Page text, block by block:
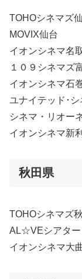
TOHOシネマズ
MOVIX仙台
イオンシネマ名
１０９シネマズ
イオンシネマ石
ユナイテッド･
シネマ・リオー
イオンシネマ新
秋田県
TOHOシネマズ
AL☆VEシアター
イオンシネマ大